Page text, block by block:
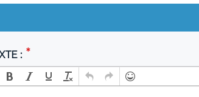
: